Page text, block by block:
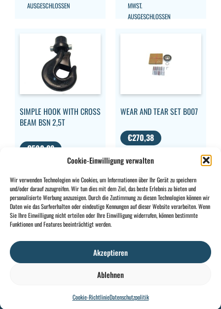
Cookie-Einwilligung verwalten
Wir verwenden Technologien wie Cookies, um Informationen über Ihr Gerät zu speichern
und/oder darauf zuzugreifen. Wir tun dies mit dem Ziel, das beste Erlebnis zu bieten und
personalisierte Werbung anzuzeigen. Durch die Zustimmung zu diesen Technologien können wir
Daten wie das Surfverhalten oder eindeutige Kennungen auf dieser Website verarbeiten. Wenn
Sie Ihre Einwilligung nicht erteilen oder Ihre Einwilligung widerrufen, können bestimmte
Funktionen und Features beeinträchtigt werden.
Akzeptieren
Ablehnen
Cookie-RichtlinieDatenschutzpolitik
AUSGESCHLOSSEN
MWST.
AUSGESCHLOSSEN
SIMPLE HOOK WITH CROSS
BEAM BSN 2,5T
€590,38
WEAR AND TEAR SET B007
€270,38
AUSGESCHLOSSEN
CONTACT
+32 2 897 34Rue des
INFO
Allgemeine
BE0734